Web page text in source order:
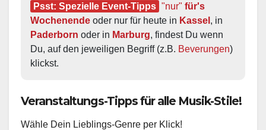
Psst: Spezielle Event-Tipps "nur" für's
Wochenende oder nur für heute in Kassel
Paderborn oder in Marburg, findest Du wenn
Du, auf den jeweiligen Begriff (z.B. Beverungen)
klickst.
Veranstaltungs-Tipps für alle Musik-Stile!
Wähle Dein Lieblings-Genre per Klick!